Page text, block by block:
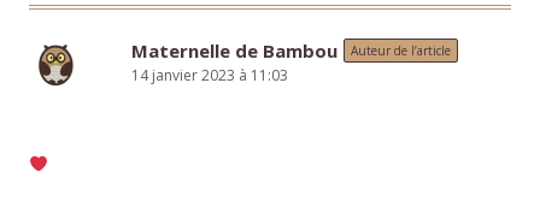
Maternelle de Bambou Auteur de l’article
14 janvier 2023 à 11:03